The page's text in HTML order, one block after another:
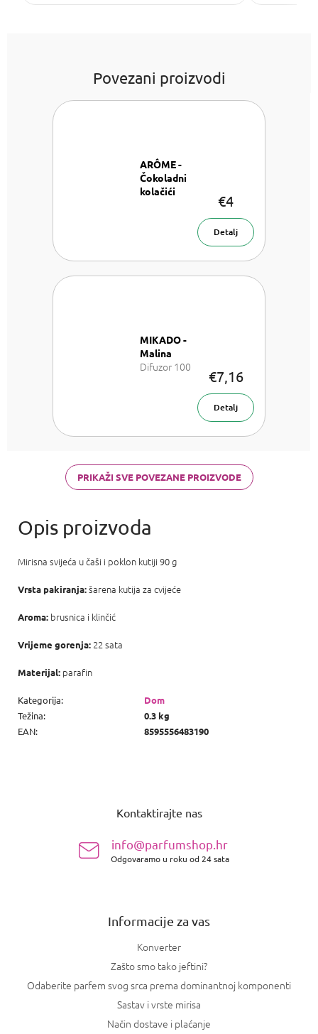
Povezani proizvodi
ARÔME -
Čokoladni
kolačići
€4
Detalj
MIKADO -
Malina
Difuzor 100
€7,16
Detalj
PRIKAŽI SVE POVEZANE PROIZVODE
Mirisna svijeća u čaši i poklon kutiji 90 g
Vrsta pakiranja:šarena kutija za cvijeće
Aroma: brusnica i klinčić
Vrijeme gorenja: 22 sata
Materijal: parafin
Kategorija:
Dom
Težina:
0.3 kg
EAN: 8595556483190
Kontaktirajte nas
info@parfumshop.hr
Odgovaramo u roku od 24 sata
Informacije za vas
Konverter
Zašto smo tako jeftini?
Odaberite parfem svog srca prema dominantnoj komponenti
Sastav i vrste mirisa
Način dostave i plaćanje